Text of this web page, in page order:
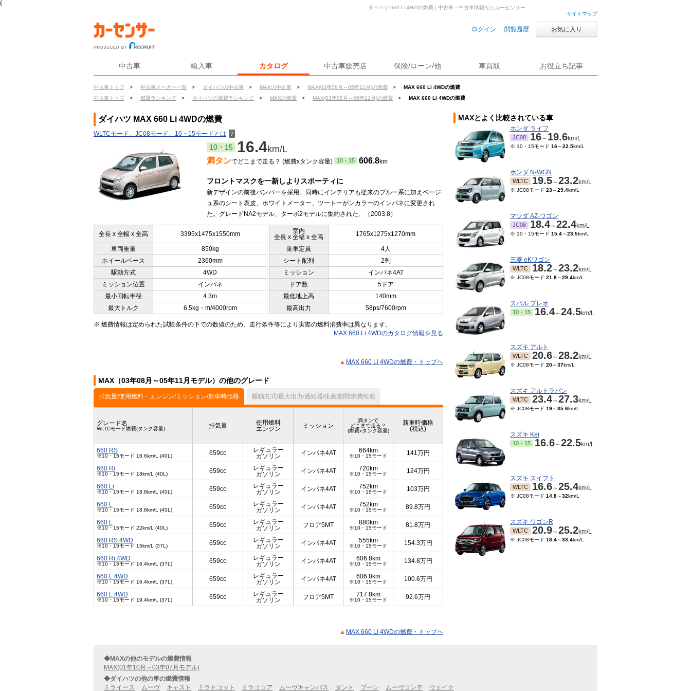
{
サイトマップ
ログイン 閲覧履歴 お気に入り
中古車 輸入車 カタログ 中古車販売店 保険/ローン/他 車買取 お役立ち記事
中古車トップ > 中古車メーカー一覧 > ダイハツの中古車 > MAXの中古車 > MAX(03年08月～05年11月)の燃費 >
MAX 660 Li 4WDの燃費
中古車トップ
> 燃費ランキング > ダイハツの燃費ランキング > MAXの燃費 > MAX(03年08月～05年11月)の燃費 > MAX 660 Li 4WDの燃費
ダイハツ 660 Li 4WDの燃費 | 中古車・中古車情報ならカーセンサー
ダイハツ MAX 660 Li 4WDの燃費
WLTCモード、JC08モード、10・15モードとは ？
10・15 16.4km/L
満タンでどこまで走る？ (燃費xタンク容量) 10・15 606.8km
フロントマスクを一新しよりスポーティに
新デザインの前後バンパーを採用。同時にインテリアも従来のブルー系に加えベージ
ュ系のシート表皮、ホワイトメーター、ツートーがンカラーのインパネに変更され
た。グレードNA2モデル、ターボ2モデルに集約された。（2003.8）
全長 x 全幅 x 全高 3395x1475x1550mm
室内
全長 x 全幅 x 全高
1765x1275x1270mm
車両重量 850kg 乗車定員
4人
ホイールベース
2360mm シート配列
2列
駆動方式
4WD ミッション
インパネ4AT
ミッション位置
インパネ ドア数
5ドア
最小回転半径
4.3m 最低地上高
140mm
最大トルク
6.5kg・m/4000rpm 最高出力 58ps/7600rpm
※ 燃費情報は定められた試験条件の下での数値のため、走行条件等により実際の燃料消費率は異なります。
MAX 660 Li 4WDのカタログ情報を見る
MAX 660 Li 4WDの燃費・トップヘ
MAX（03年08月～05年11月モデル）の他のグレード
排気量/使用燃料・エンジン/ミッション/新車時価格 駆動方式/最大出力/過給器/生産期間/燃費性能
グレード名
WLTCモード燃費(タンク容量) 排気量
使用燃料
エンジン
ミッション
満タンで
どこまで走る？
(燃費xタンク容量)
新車時価格
(税込)
660 RS
※10・15モード 16.6km/L (40L) 659cc
レギュラー
ガソリン
インパネ4AT 664km
※10・15モード 141万円
660 Ri
※10・15モード 18km/L (40L) 659cc
レギュラー
ガソリン
インパネ4AT 720km
※10・15モード 124万円
660 Li
※10・15モード 18.8km/L (40L) 659cc
レギュラー
ガソリン
インパネ4AT 752km
※10・15モード 103万円
660 L
※10・15モード 18.8km/L (40L) 659cc
レギュラー
ガソリン
インパネ4AT 752km
※10・15モード 89.8万円
660 L
※10・15モード 22km/L (40L) 659cc
レギュラー
ガソリン
フロア5MT 880km
※10・15モード 81.8万円
660 RS 4WD
※10・15モード 15km/L (37L) 659cc
レギュラー
ガソリン
インパネ4AT 555km
※10・15モード 154.3万円
660 Ri 4WD
※10・15モード 16.4km/L (37L) 659cc
レギュラー
ガソリン
インパネ4AT 606.8km
※10・15モード 134.8万円
660 L 4WD
※10・15モード 16.4km/L (37L) 659cc
レギュラー
ガソリン
インパネ4AT 606.8km
※10・15モード 100.6万円
660 L 4WD
※10・15モード 19.4km/L (37L) 659cc
レギュラー
ガソリン
フロア5MT 717.8km
※10・15モード 92.6万円
MAX 660 Li 4WDの燃費・トップヘ
MAXとよく比較されている車
ホンダ ライフ
JC08 16～ 19.6km/L
※ 10・15モード 16～22.5km/L
ホンダ N-WGN
WLTC 19.5～23.2km/L
※ JC08モード 23～29.4km/L
マツダ AZ-ワゴン
JC08 18.4～22.4km/L
※ 10・15モード 15.4～23.5km/L
三菱 eKワゴン
WLTC 18.2～23.2km/L
※ JC08モード 21.8～29.4km/L
スバル プレオ
10・15 16.4～24.5km/L
スズキ アルト
WLTC 20.6～28.2km/L
※ JC08モード 20～37km/L
スズキ アルトラパン
WLTC 23.4～27.3km/L
※ JC08モード 19～35.6km/L
スズキ Kei
10・15 16.6～22.5km/L
スズキ スイフト
WLTC 16.6～25.4km/L
※ JC08モード 14.8～32km/L
スズキ ワゴンR
WLTC 20.9～25.2km/L
※ JC08モード 18.4～33.4km/L
◆MAXの他のモデルの燃費情報
MAX(01年10月～03年07月モデル)
◆ダイハツの他の車の燃費情報
ミライース
ムーヴ キャスト ミラトコット ミラココア ムーヴキャンバス タント ブーン ムーヴコンテ ウェイク